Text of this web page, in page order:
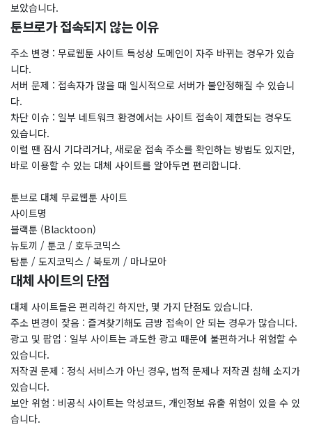
보았습니다.
툰브로가 접속되지 않는 이유
주소 변경 : 무료웹툰 사이트 특성상 도메인이 자주 바뀌는 경우가 있습
니다.
서버 문제 : 접속자가 많을 때 일시적으로 서버가 불안정해질 수 있습니
다.
차단 이슈 : 일부 네트워크 환경에서는 사이트 접속이 제한되는 경우도
있습니다.
이럴 땐 잠시 기다리거나, 새로운 접속 주소를 확인하는 방법도 있지만,
바로 이용할 수 있는 대체 사이트를 알아두면 편리합니다.
툰브로 대체 무료웹툰 사이트
사이트명
블랙툰 (Blacktoon)
뉴토끼 / 툰코 / 호두코믹스
탑툰 / 도지코믹스 / 북토끼 / 마나모아
대체 사이트의 단점
대체 사이트들은 편리하긴 하지만, 몇 가지 단점도 있습니다.
주소 변경이 잦음 : 즐겨찾기해도 금방 접속이 안 되는 경우가 많습니다.
광고 및 팝업 : 일부 사이트는 과도한 광고 때문에 불편하거나 위험할 수
있습니다.
저작권 문제 : 정식 서비스가 아닌 경우, 법적 문제나 저작권 침해 소지가
있습니다.
보안 위험 : 비공식 사이트는 악성코드, 개인정보 유출 위험이 있을 수 있
습니다.